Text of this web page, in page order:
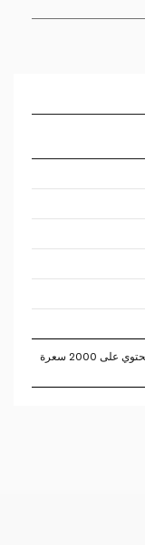
تستند النسبة المئوية للقيم اليومية على نظام غذائي يحتوي على 2000 سعرة